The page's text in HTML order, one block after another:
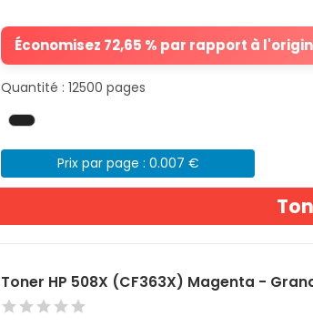
Économisez 72,65 % par rapport à
Quantité : 12500 pages
Prix par page : 0.007 €
Toner HP 508X (CF363X) Magenta -